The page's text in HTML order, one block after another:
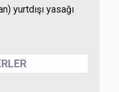
yurtdışı yasağı